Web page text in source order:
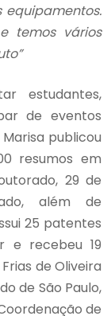
equipamentos.
temos vários
estudantes,
de eventos
publicou
resumos em
29 de
além de
25 patentes
e recebeu 19
de Oliveira
de São Paulo,
de